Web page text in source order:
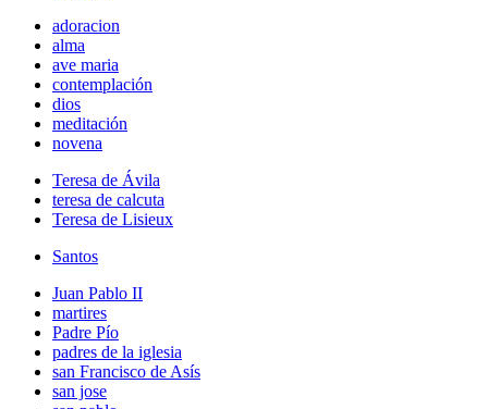
adoracion
alma
ave maria
contemplación
dios
meditación
novena
Teresa de Ávila
teresa de calcuta
Teresa de Lisieux
Santos
Juan Pablo II
martires
Padre Pío
padres de la iglesia
san Francisco de Asís
san jose